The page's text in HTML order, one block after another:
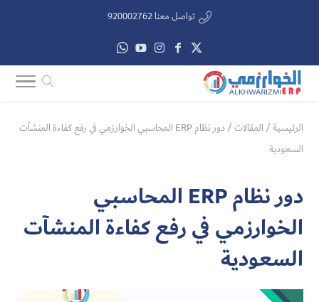
تواصل معنا 920002762
الرئيسية/ المقالات/
دور نظام ERP المحاسبي الخوارزمي في رفع كفاءة المنشآت
السعودية
دور نظام ERP المحاسبي
الخوارزمي في رفع كفاءة المنشآت
السعودية